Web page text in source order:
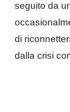
seguito da
di
dalla crisi